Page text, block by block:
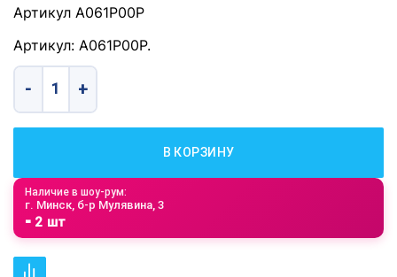
Артикул А061Р00Р
Артикул: А061Р00Р.
Количество товара Вентиль шаровый- адаптер 1/2"-1/4"
В КОРЗИНУ
Наличие в шоу-рум:
г. Минск, б-р Мулявина, 3
⁃ 2 шт